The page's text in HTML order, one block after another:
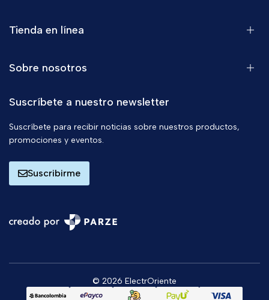
Tienda en línea
Sobre nosotros
Suscríbete a nuestro newsletter
Suscríbete para recibir noticias sobre nuestros productos,
promociones y eventos.
Suscribirme
© 2026 ElectrOriente